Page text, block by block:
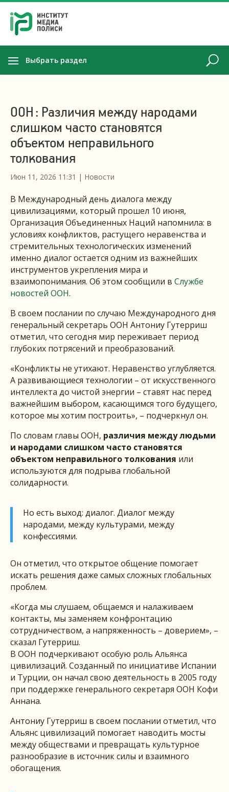
Выбрать раздел
ООН: Различия между народами
слишком часто становятся
объектом неправильного
толкования
Июн 11, 2026 11:31 | Новости
В Международный день диалога между
цивилизациями, который прошел 10 июня,
Организация Объединенных Наций напомнила: в
условиях конфликтов, растущего неравенства и
стремительных технологических изменений
именно диалог остается одним из важнейших
инструментов укрепления мира и
взаимопонимания. Об этом сообщили в Службе
новостей ООН.
В своем послании по случаю Международного дня
генеральный секретарь ООН Антониу Гутерриш
отметил, что сегодня мир переживает период
глубоких потрясений и преобразований.
«Конфликты не утихают. Неравенство углубляется.
А развивающиеся технологии – от искусственного
интеллекта до чистой энергии – ставят нас перед
важнейшим выбором, касающимся того будущего,
которое мы хотим построить», – подчеркнул он.
По словам главы ООН, различия между людьми
и народами слишком часто становятся
объектом неправильного толкования или
используются для подрыва глобальной
солидарности.
Но есть выход: диалог. Диалог между
народами, между культурами, между
конфессиями.
Он отметил, что открытое общение помогает
искать решения даже самых сложных глобальных
проблем.
«Когда мы слушаем, общаемся и налаживаем
контакты, мы заменяем конфронтацию
сотрудничеством, а напряженность – доверием», –
сказал Гутерриш.
В ООН подчеркивают особую роль Альянса
цивилизаций. Созданный по инициативе Испании
и Турции, он начал свою деятельность в 2005 году
при поддержке генерального секретаря ООН Кофи
Аннана.
Антониу Гутерриш в своем послании отметил, что
Альянс цивилизаций помогает наводить мосты
между обществами и превращать культурное
разнообразие в источник силы и взаимного
обогащения.